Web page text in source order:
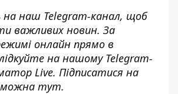
на наш Telegram-канал, щоб
важливих новин. За
онлайн прямо в
на нашому Telegram-
Live. Підписатися на
можна тут.